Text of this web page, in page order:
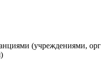
(учреждениями,